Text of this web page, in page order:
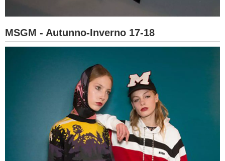
MSGM - Autunno-Inverno 17-18